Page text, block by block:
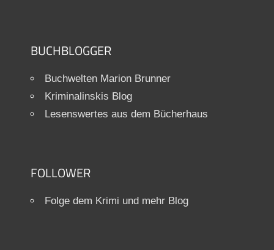
BUCHBLOGGER
Buchwelten Marion Brunner
Kriminalinskis Blog
Lesenswertes aus dem Bücherhaus
FOLLOWER
Folge dem Krimi und mehr Blog